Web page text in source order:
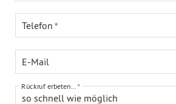
Telefon
E-Mail
so schnell wie möglich
Rückruf erbeten...